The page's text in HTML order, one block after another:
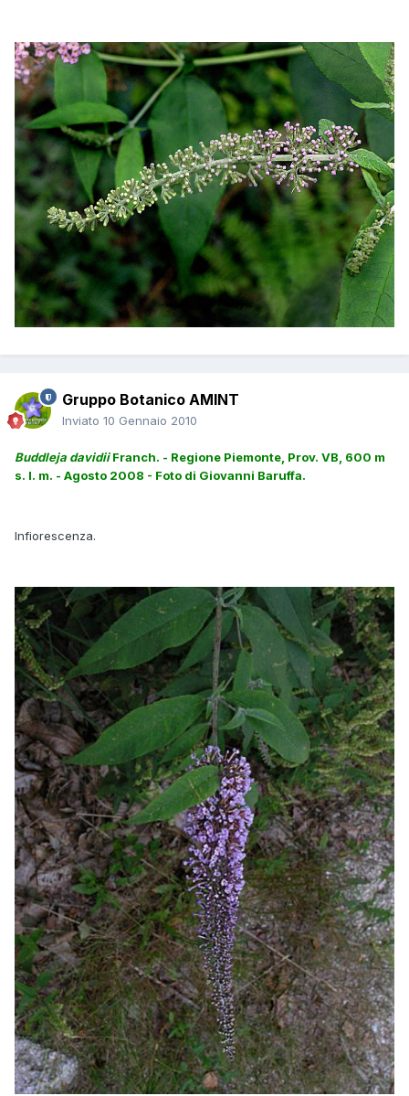
Gruppo Botanico AMINT
Inviato 10 Gennaio 2010
Buddleja davidiiFranch. - Regione Piemonte, Prov. VB, 600 m
s. l. m. - Agosto 2008 - Foto di Giovanni Baruffa.
Infiorescenza.